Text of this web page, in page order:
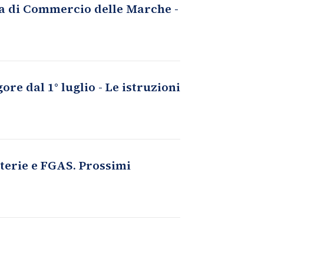
di Commercio delle Marche -
dal 1° luglio - Le istruzioni
e FGAS. Prossimi